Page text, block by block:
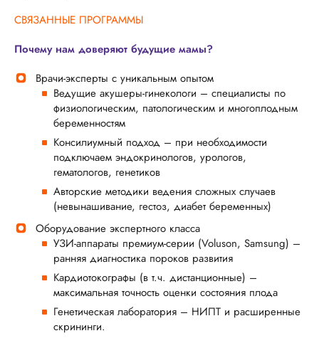
СВЯЗАННЫЕ ПРОГРАММЫ
Почему нам доверяют будущие мамы?
Врачи-эксперты с уникальным опытом
Ведущие акушеры-гинекологи – специалисты по
физиологическим, патологическим и многоплодным
беременностям
Консилиумный подход – при необходимости
подключаем эндокринологов, урологов,
гематологов, генетиков
Авторские методики ведения сложных случаев
(невынашивание, гестоз, диабет беременных)
Оборудование экспертного класса
УЗИ-аппараты премиум-серии (Voluson, Samsung) –
ранняя диагностика пороков развития
Кардиотокографы (в т.ч. дистанционные) –
максимальная точность оценки состояния плода
Генетическая лаборатория – НИПТ и расширенные
скрининги.